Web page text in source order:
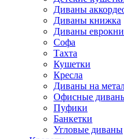
Диваны
Диваны книжка
Диваны
Софа
Тахта
Кушетки
Кресла
Диваны на
Офисные
Пуфики
Банкетки
Угловые диваны